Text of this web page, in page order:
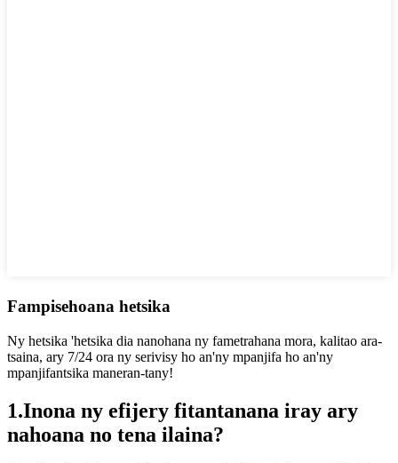
Fampisehoana hetsika
Ny hetsika 'hetsika dia nanohana ny fametrahana mora, kalitao ara-
tsaina, ary 7/24 ora ny serivisy ho an'ny mpanjifa ho an'ny
mpanjifantsika maneran-tany!
1.Inona ny efijery fitantanana iray ary
nahoana no tena ilaina?